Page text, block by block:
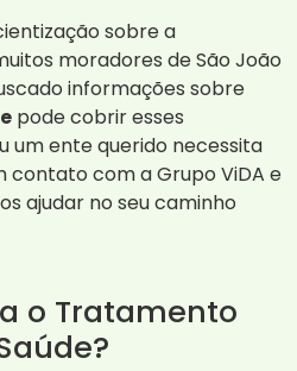
sobre a
moradores de São João
informações sobre
pode cobrir esses
um ente querido necessita
contato com a Grupo ViDA e
ajudar no seu caminho
o Tratamento